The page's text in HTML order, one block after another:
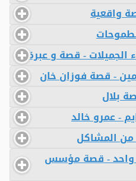
واحد - قصة مؤسس